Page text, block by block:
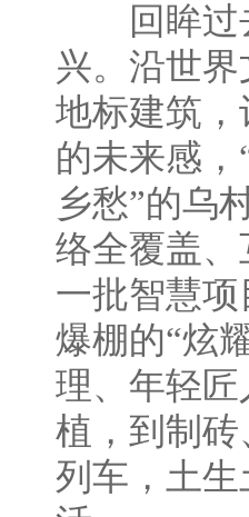
回眸过去
兴。沿世
地标建筑
的未来感
乡愁”的乌
络全覆盖
一批智慧
爆棚的“炫
理、年轻
植，到制
列车，土